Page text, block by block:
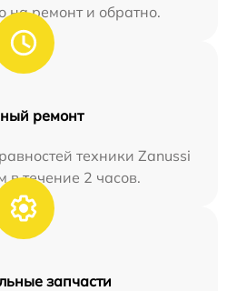
на ремонт и обратно.
ремонт
техники Zanussi
в течение 2 часов.
запчасти